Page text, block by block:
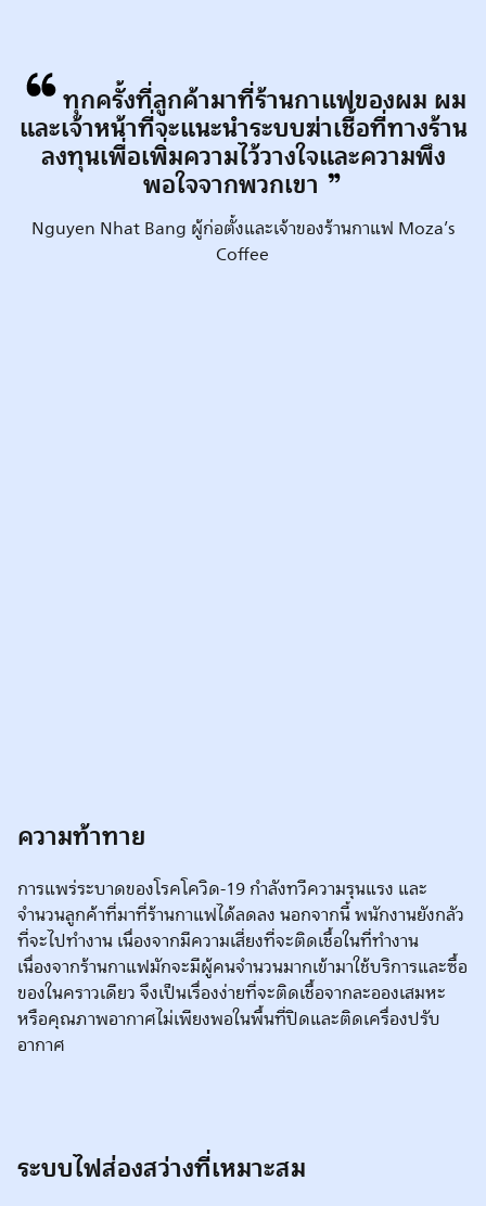
ทุกครั้งที่ลูกค้ามาที่ร้านกาแฟของผม ผม
และเจ้าหน้าที่จะแนะนำระบบฆ่าเชื้อที่ทางร้าน
ลงทุนเพื่อเพิ่มความไว้วางใจและความพึง
พอใจจากพวกเขา
Nguyen Nhat Bang ผู้ก่อตั้งและเจ้าของร้านกาแฟ Moza’s
Coffee
ความท้าทาย
การแพร่ระบาดของโรคโควิด-19 กำลังทวีความรุนแรง และ
จำนวนลูกค้าที่มาที่ร้านกาแฟได้ลดลง นอกจากนี้ พนักงานยังกลัว
ที่จะไปทำงาน เนื่องจากมีความเสี่ยงที่จะติดเชื้อในที่ทำงาน
เนื่องจากร้านกาแฟมักจะมีผู้คนจำนวนมากเข้ามาใช้บริการและซื้อ
ของในคราวเดียว จึงเป็นเรื่องง่ายที่จะติดเชื้อจากละอองเสมหะ
หรือคุณภาพอากาศไม่เพียงพอในพื้นที่ปิดและติดเครื่องปรับ
อากาศ
ระบบไฟส่องสว่างที่เหมาะสม